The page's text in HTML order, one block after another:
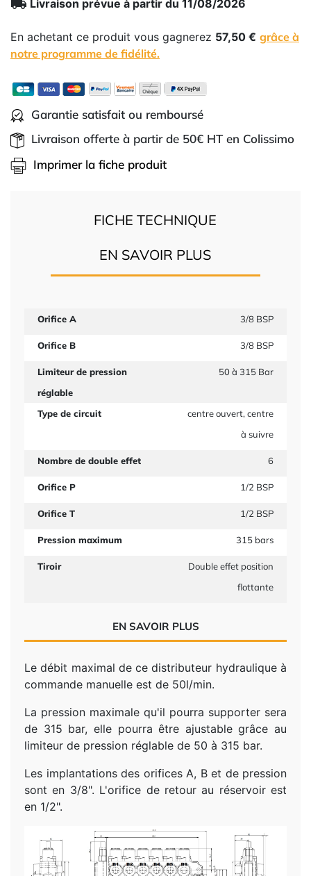
local_shipping Livraison prévue à partir du 11/08/2026
En achetant ce produit vous gagnerez 57,50 € grâce à
notre programme de fidélité.
Garantie satisfait ou remboursé
Livraison offerte à partir de 50€ HT en Colissimo
Imprimer la fiche produit
FICHE TECHNIQUE
EN SAVOIR PLUS
Orifice A 3/8 BSP
Orifice B 3/8 BSP
Limiteur de pression
réglable
50 à 315 Bar
Type de circuit
centre ouvert, centre
à suivre
Nombre de double effet 6
Orifice P 1/2 BSP
Orifice T 1/2 BSP
Pression maximum 315 bars
Tiroir
Double effet position
flottante
EN SAVOIR PLUS
Le débit maximal de ce distributeur hydraulique à
commande manuelle est de 50l/min.
La pression maximale qu'il pourra supporter sera
de 315 bar, elle pourra être ajustable grâce au
limiteur de pression réglable de 50 à 315 bar.
Les implantations des orifices A, B et de pression
sont en 3/8". L'orifice de retour au réservoir est
en 1/2".